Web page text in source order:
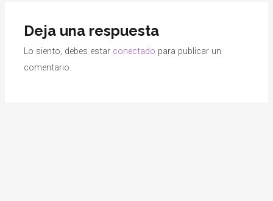
Deja una respuesta
Lo siento, debes estar conectado para publicar un
comentario.